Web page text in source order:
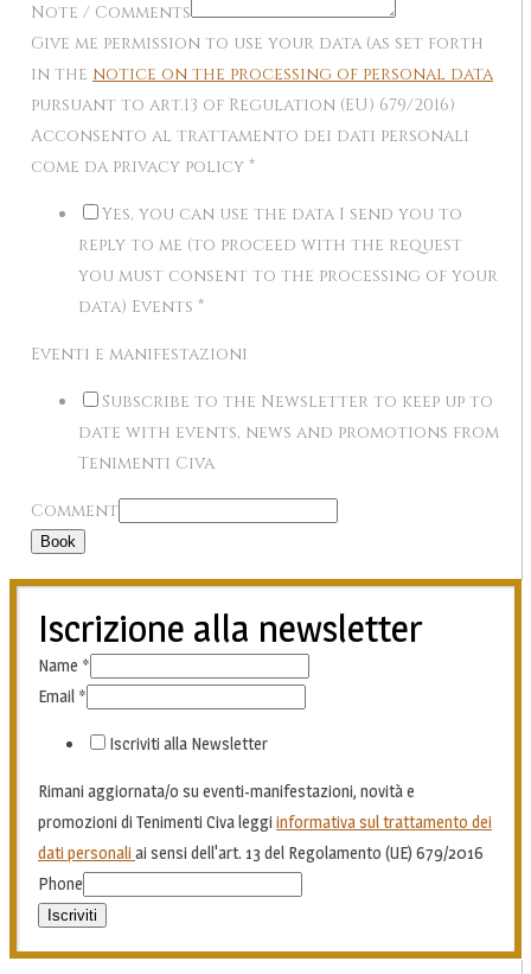
Note / Comments
Give me permission to use your data (as set forth
in the notice on the processing of personal data
pursuant to art.13 of Regulation (EU) 679/2016)
Acconsento al trattamento dei dati personali
come da privacy policy *
Yes, you can use the data I send you to
reply to me (to proceed with the request
you must consent to the processing of your
data) Events *
Eventi e manifestazioni
Subscribe to the Newsletter to keep up to
date with events, news and promotions from
Tenimenti Civa
Comment
Book
Iscrizione alla newsletter
Name *
Email *
Iscriviti alla Newsletter
Rimani aggiornata/o su eventi-manifestazioni, novità e
promozioni di Tenimenti Civa leggi informativa sul trattamento dei
dati personali ai sensi dell'art. 13 del Regolamento (UE) 679/2016
Phone
Iscriviti